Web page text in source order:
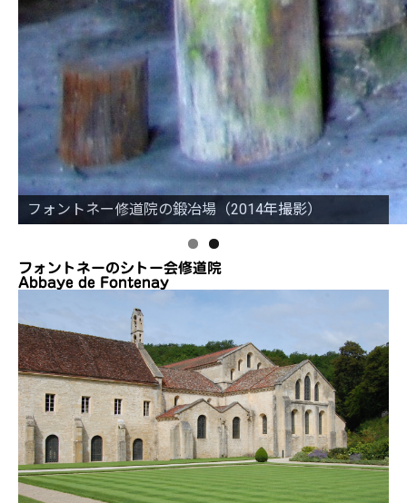
フォントネー修道院の鍛冶場（2014年撮影）
フォントネーのシトー会修道院
Abbaye de Fontenay